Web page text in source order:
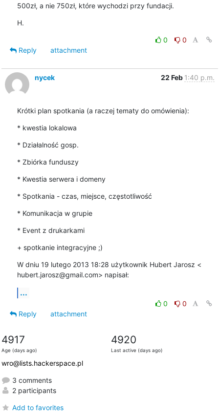
500zł, a nie 750zł, które wychodzi przy fundacji.
H.
0
0
Reply
attachment
nycek 22 Feb 1:40 p.m.
Krótki plan spotkania (a raczej tematy do omówienia):
* kwestia lokalowa
* Działalność gosp.
* Zbiórka funduszy
* Kwestia serwera i domeny
* Spotkania - czas, miejsce, częstotliwość
* Komunikacja w grupie
* Event z drukarkami
+ spotkanie integracyjne ;)
W dniu 19 lutego 2013 18:28 użytkownik Hubert Jarosz <
hubert.jarosz@gmail.com> napisał:
...
0
0
Reply
attachment
4917
Age (days ago)
4920
Last active (days ago)
wro@lists.hackerspace.pl
3 comments
2 participants
Add to favorites